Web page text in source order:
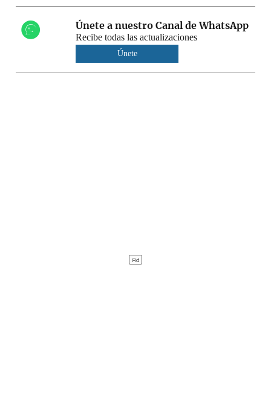
Únete a nuestro Canal de WhatsApp
Recibe todas las actualizaciones
Únete